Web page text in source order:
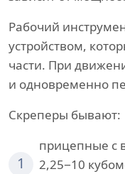
Рабочий
устройством,
части. При
и одновременно
Скреперы бывают:
1
прицепные с
2,25−10